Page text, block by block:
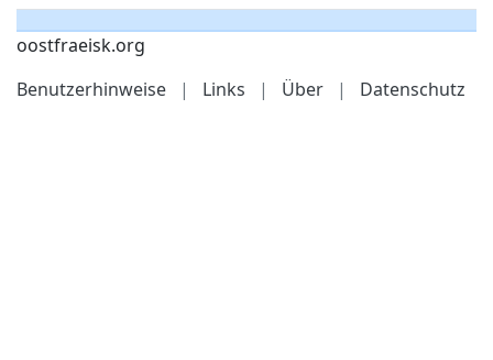
oostfraeisk.org
Benutzerhinweise
| Links | Über | Datenschutz